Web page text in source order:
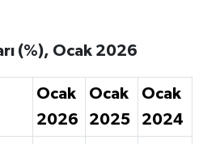
(%), Ocak 2026
Ocak
2026
Ocak
2025
Ocak
2024